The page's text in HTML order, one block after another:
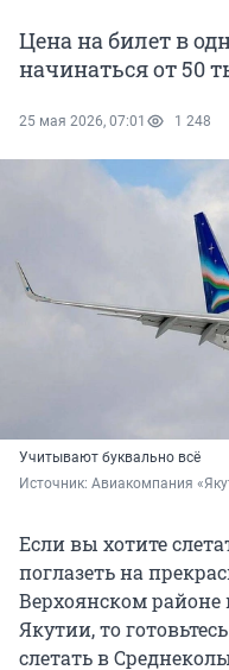
Цена на билет в
начинаться от 50
25 мая 2026, 07:01 1 248
Учитывают буквально всё
Источник: Авиакомпания
Если вы хотите
поглазеть на
Верхоянском районе
Якутии, то
слетать в